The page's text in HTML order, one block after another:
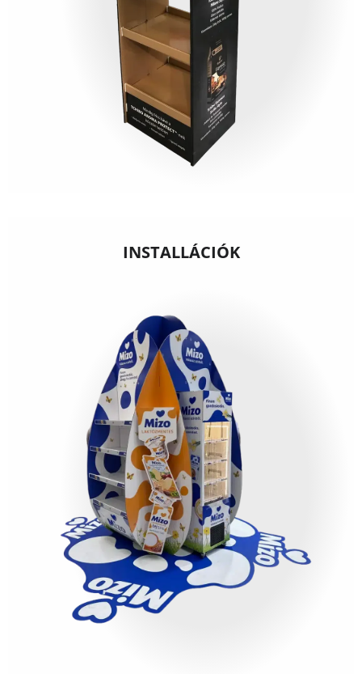
INSTALLÁCIÓK